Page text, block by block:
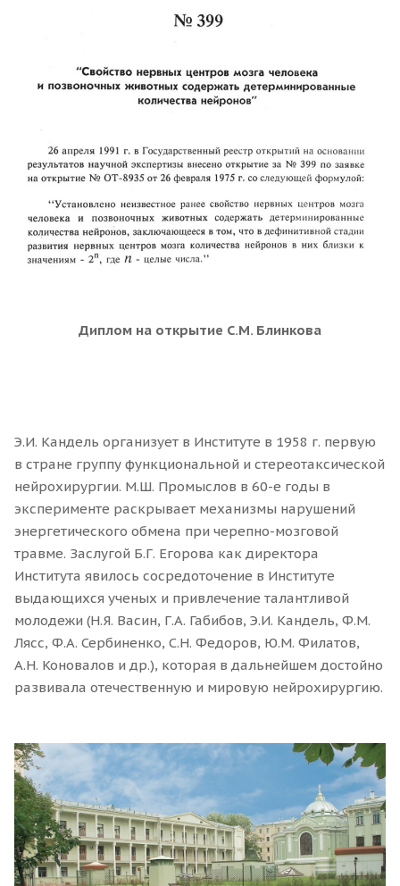
Диплом на открытие С.М. Блинкова
Э.И. Кандель организует в Институте в 1958 г. первую
в стране группу функциональной и стереотаксической
нейрохирургии. М.Ш. Промыслов в 60-е годы в
эксперименте раскрывает механизмы нарушений
энергетического обмена при черепно-мозговой
травме. Заслугой Б.Г. Егорова как директора
Института явилось сосредоточение в Институте
выдающихся ученых и привлечение талантливой
молодежи (Н.Я. Васин, Г.А. Габибов, Э.И. Кандель, Ф.М.
Лясс, Ф.А. Сербиненко, С.Н. Федоров, Ю.М. Филатов,
А.Н. Коновалов и др.), которая в дальнейшем достойно
развивала отечественную и мировую нейрохирургию.